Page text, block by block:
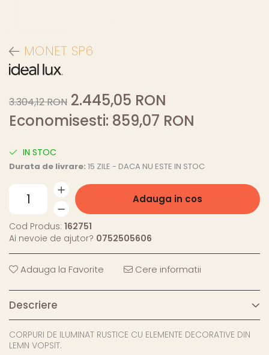
MONET SP6
3.304,12 RON 2.445,05 RON
Economisesti: 859,07 RON
IN STOC
Durata de livrare: 15 ZILE - DACA NU ESTE IN STOC
Adauga in cos
Cod Produs: 162751
Ai nevoie de ajutor? 0752505606
Adauga la Favorite Cere informatii
Descriere
CORPURI DE ILUMINAT RUSTICE CU ELEMENTE DECORATIVE DIN
LEMN VOPSIT.